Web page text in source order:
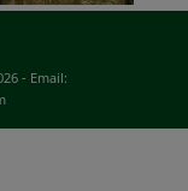
- Email: